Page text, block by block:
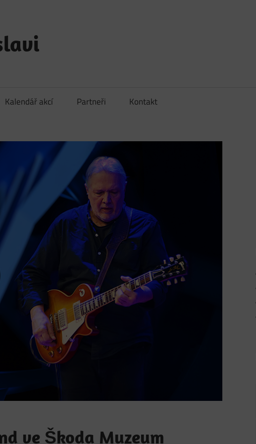
Kalendář akcí Partneři Kontakt
ve Škoda Muzeum